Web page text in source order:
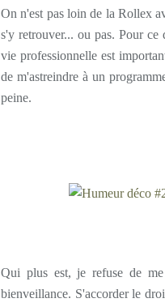
On n'est pas loin de la Rollex
s'y retrouver... ou pas. Pour ce
vie professionnelle est
de m'astreindre à un
peine.
Qui plus est, je refuse de
bienveillance. S'accorder le